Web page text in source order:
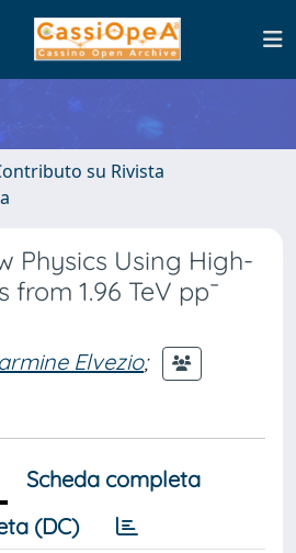
su Rivista
Physics Using High-
from 1.96 TeV pp¯
Elvezio;
Scheda completa
(DC)